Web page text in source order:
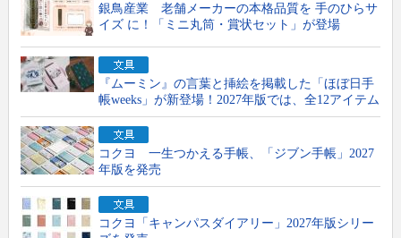
銀鳥産業 老舗メーカーの本格品質を 手のひらサ
イズ に！「ミニ丸筒・賞状セット」が登場
『ムーミン』の言葉と挿絵を掲載した「ほぼ日手
帳weeks」が新登場！2027年版では、全12アイテム
コクヨ 一生つかえる手帳、「ジブン手帳」2027
年版を発売
コクヨ「キャンパスダイアリー」2027年版シリー